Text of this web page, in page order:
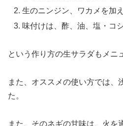
生のニンジン、ワカメを加
味付けは、酢、油、塩・コ
という作り方の生サラダもメニ
また、オススメの使い方では、
た。
また、そのネギの甘味は、火を